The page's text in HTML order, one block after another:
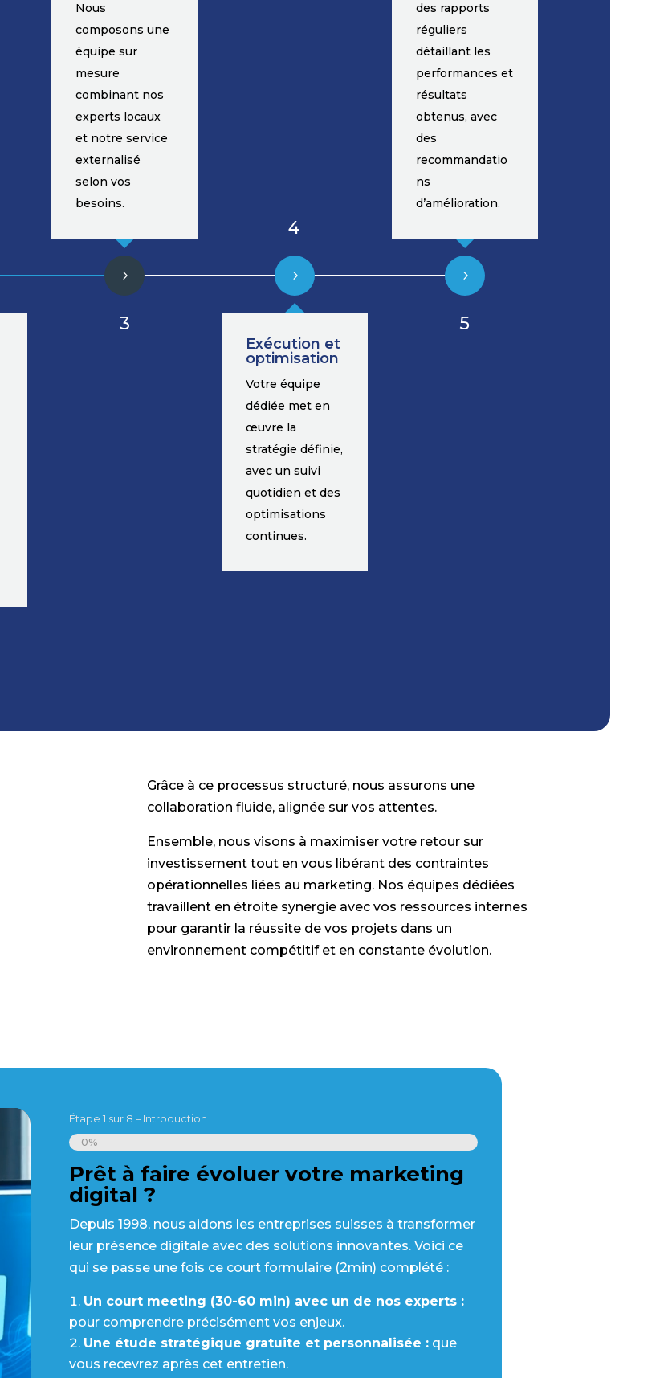
3
Nous
composons une
équipe sur
mesure
combinant nos
experts locaux
et notre service
externalisé
selon vos
besoins.
4
Exécution et
optimisation
Votre équipe
dédiée met en
œuvre la
stratégie définie,
avec un suivi
quotidien et des
optimisations
continues.
5
des rapports
réguliers
détaillant les
performances et
résultats
obtenus, avec
des
recommandatio
ns
d’amélioration.
Grâce à ce processus structuré, nous assurons une
collaboration fluide, alignée sur vos attentes.
Ensemble, nous visons à maximiser votre retour sur
investissement tout en vous libérant des contraintes
opérationnelles liées au marketing. Nos équipes dédiées
travaillent en étroite synergie avec vos ressources internes
pour garantir la réussite de vos projets dans un
environnement compétitif et en constante évolution.
Étape1 sur 8 – Introduction
0%
Prêt à faire évoluer votre marketing
digital ?
Depuis 1998, nous aidons les entreprises suisses à transformer
leur présence digitale avec des solutions innovantes. Voici ce
qui se passe une fois ce court formulaire (2min) complété :
Un court meeting (30-60 min) avec un de nos experts :
pour comprendre précisément vos enjeux.
Une étude stratégique gratuite et personnalisée : que
vous recevrez après cet entretien.